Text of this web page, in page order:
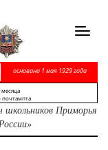
основана 1 мая 1929 года
почтампта
школьников Приморья